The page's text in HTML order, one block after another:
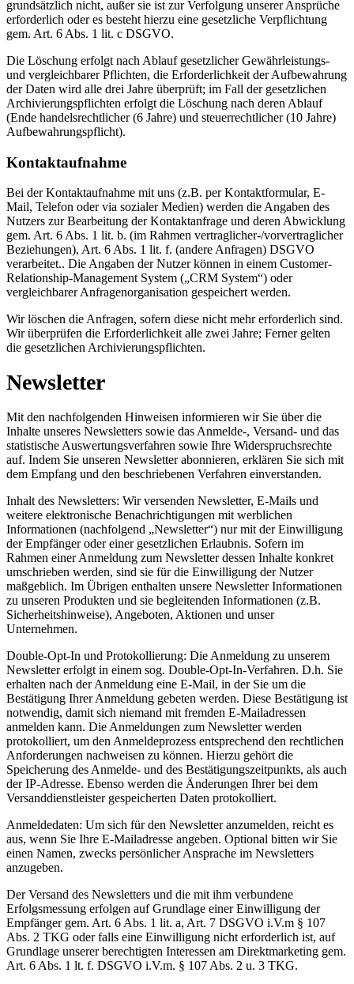
grundsätzlich nicht, außer sie ist zur Verfolgung unserer Ansprüche
erforderlich oder es besteht hierzu eine gesetzliche Verpflichtung
gem. Art. 6 Abs. 1 lit. c DSGVO.
Die Löschung erfolgt nach Ablauf gesetzlicher Gewährleistungs-
und vergleichbarer Pflichten, die Erforderlichkeit der Aufbewahrung
der Daten wird alle drei Jahre überprüft; im Fall der gesetzlichen
Archivierungspflichten erfolgt die Löschung nach deren Ablauf
(Ende handelsrechtlicher (6 Jahre) und steuerrechtlicher (10 Jahre)
Aufbewahrungspflicht).
Kontaktaufnahme
Bei der Kontaktaufnahme mit uns (z.B. per Kontaktformular, E-
Mail, Telefon oder via sozialer Medien) werden die Angaben des
Nutzers zur Bearbeitung der Kontaktanfrage und deren Abwicklung
gem. Art. 6 Abs. 1 lit. b. (im Rahmen vertraglicher-/vorvertraglicher
Beziehungen), Art. 6 Abs. 1 lit. f. (andere Anfragen) DSGVO
verarbeitet.. Die Angaben der Nutzer können in einem Customer-
Relationship-Management System („CRM System“) oder
vergleichbarer Anfragenorganisation gespeichert werden.
Wir löschen die Anfragen, sofern diese nicht mehr erforderlich sind.
Wir überprüfen die Erforderlichkeit alle zwei Jahre; Ferner gelten
die gesetzlichen Archivierungspflichten.
Newsletter
Mit den nachfolgenden Hinweisen informieren wir Sie über die
Inhalte unseres Newsletters sowie das Anmelde-, Versand- und das
statistische Auswertungsverfahren sowie Ihre Widerspruchsrechte
auf. Indem Sie unseren Newsletter abonnieren, erklären Sie sich mit
dem Empfang und den beschriebenen Verfahren einverstanden.
Inhalt des Newsletters: Wir versenden Newsletter, E-Mails und
weitere elektronische Benachrichtigungen mit werblichen
Informationen (nachfolgend „Newsletter“) nur mit der Einwilligung
der Empfänger oder einer gesetzlichen Erlaubnis. Sofern im
Rahmen einer Anmeldung zum Newsletter dessen Inhalte konkret
umschrieben werden, sind sie für die Einwilligung der Nutzer
maßgeblich. Im Übrigen enthalten unsere Newsletter Informationen
zu unseren Produkten und sie begleitenden Informationen (z.B.
Sicherheitshinweise), Angeboten, Aktionen und unser
Unternehmen.
Double-Opt-In und Protokollierung: Die Anmeldung zu unserem
Newsletter erfolgt in einem sog. Double-Opt-In-Verfahren. D.h. Sie
erhalten nach der Anmeldung eine E-Mail, in der Sie um die
Bestätigung Ihrer Anmeldung gebeten werden. Diese Bestätigung ist
notwendig, damit sich niemand mit fremden E-Mailadressen
anmelden kann. Die Anmeldungen zum Newsletter werden
protokolliert, um den Anmeldeprozess entsprechend den rechtlichen
Anforderungen nachweisen zu können. Hierzu gehört die
Speicherung des Anmelde- und des Bestätigungszeitpunkts, als auch
der IP-Adresse. Ebenso werden die Änderungen Ihrer bei dem
Versanddienstleister gespeicherten Daten protokolliert.
Anmeldedaten: Um sich für den Newsletter anzumelden, reicht es
aus, wenn Sie Ihre E-Mailadresse angeben. Optional bitten wir Sie
einen Namen, zwecks persönlicher Ansprache im Newsletters
anzugeben.
Der Versand des Newsletters und die mit ihm verbundene
Erfolgsmessung erfolgen auf Grundlage einer Einwilligung der
Empfänger gem. Art. 6 Abs. 1 lit. a, Art. 7 DSGVO i.V.m § 107
Abs. 2 TKG oder falls eine Einwilligung nicht erforderlich ist, auf
Grundlage unserer berechtigten Interessen am Direktmarketing gem.
Art. 6 Abs. 1 lt. f. DSGVO i.V.m. § 107 Abs. 2 u. 3 TKG.